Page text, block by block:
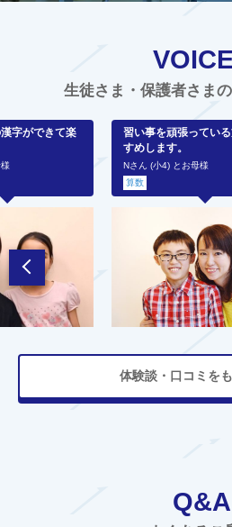
生徒さま・保護者さま
字ができて楽
習い事を頑張ってい
すめします。
Nさん (小4) とお母様
算数
体験談・口コミを
Q&A